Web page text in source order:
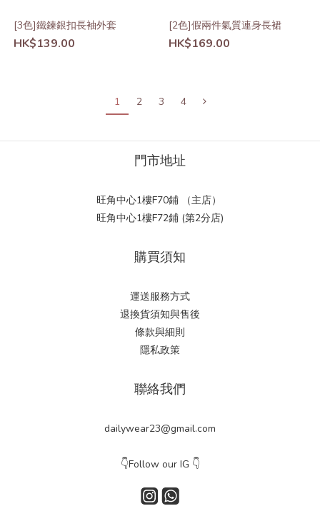
[3色]鐵鍊銀扣長袖外套
HK$139.00
[2色]假兩件氣質連身長裙
HK$169.00
1 2 3 4
門市地址
旺角中心1樓F70鋪 （主店）
旺角中心1樓F72鋪 (第2分店)
購買須知
運送服務方式
退換貨須知與售後
條款與細則
隱私政策
聯絡我們
dailywear23@gmail.com
👇Follow our IG 👇